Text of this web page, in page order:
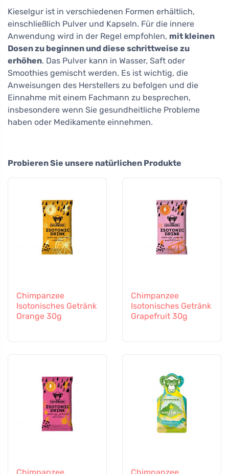
Kieselgur ist in verschiedenen Formen erhältlich,
einschließlich Pulver und Kapseln. Für die innere
Anwendung wird in der Regel empfohlen, mit kleinen
Dosen zu beginnen und diese schrittweise zu
erhöhen. Das Pulver kann in Wasser, Saft oder
Smoothies gemischt werden. Es ist wichtig, die
Anweisungen des Herstellers zu befolgen und die
Einnahme mit einem Fachmann zu besprechen,
insbesondere wenn Sie gesundheitliche Probleme
haben oder Medikamente einnehmen.
Probieren Sie unsere natürlichen Produkte
Chimpanzee
Isotonisches Getränk
Orange 30g
Chimpanzee
Isotonisches Getränk
Grapefruit 30g